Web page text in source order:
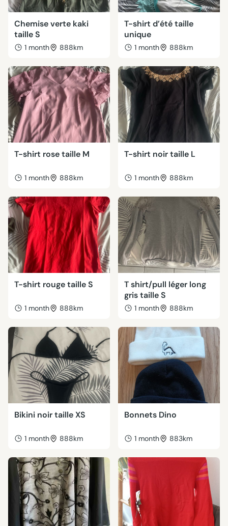
Chemise verte kaki
taille S
1 month 888km
T-shirt d’été taille
unique
1 month 888km
T-shirt rose taille M
1 month 888km
T-shirt noir taille L
1 month 888km
T-shirt rouge taille S
1 month 888km
T shirt/pull léger long
gris taille S
1 month 888km
Bikini noir taille XS
1 month 888km
Bonnets Dino
1 month 883km